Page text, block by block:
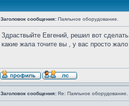
Заголовок сообщения: Паяльное оборудование.
Здраствыйте Евгений, решил вот
какие жала точите вы , у вас просто
Заголовок сообщения: Re: Паяльное оборудование.